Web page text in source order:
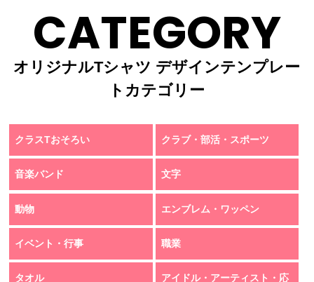
CATEGORY
オリジナルTシャツ デザインテンプレー
トカテゴリー
クラスTおそろい クラブ・部活・スポーツ
音楽バンド 文字
動物 エンブレム・ワッペン
イベント・行事 職業
タオル
アイドル・アーティスト・応